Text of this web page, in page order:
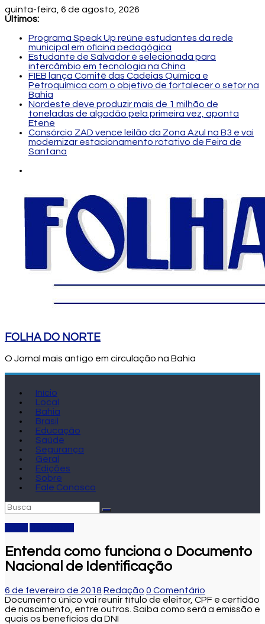
quinta-feira, 6 de agosto, 2026
Últimos:
Programa Speak Up reúne estudantes da rede
municipal em oficina pedagógica
Estudante de Salvador é selecionada para
intercâmbio em tecnologia na China
FIEB lança Comitê das Cadeias Química e
Petroquímica com o objetivo de fortalecer o setor na
Bahia
Nordeste deve produzir mais de 1 milhão de
toneladas de algodão pela primeira vez, aponta
Etene
Consórcio ZAD vence leilão da Zona Azul na B3 e vai
modernizar estacionamento rotativo de Feira de
Santana
FOLHA DO NORTE
O Jornal mais antigo em circulação na Bahia
Início
Local
Bahia
Brasil
Educação
Saúde
Segurança
Geral
Edições
Sobre
Fale Conosco
Entenda como funciona o Documento
Nacional de Identificação
6 de fevereiro de 2018 Redação 0 Comentário
Documento único vai reunir título de eleitor, CPF e certidão
de nascimento, entre outros. Saiba como será a emissão e
quais os benefícios da DNI